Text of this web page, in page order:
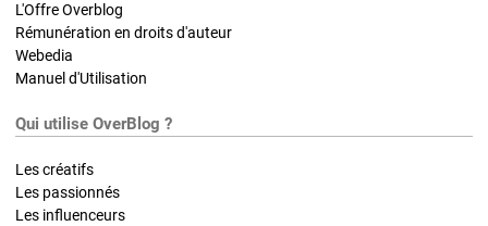
L'Offre Overblog
Rémunération en droits d'auteur
Webedia
Manuel d'Utilisation
Qui utilise OverBlog ?
Les créatifs
Les passionnés
Les influenceurs